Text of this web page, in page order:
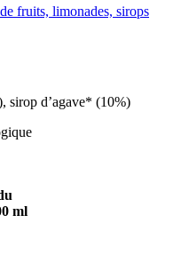
fruits, limonades, sirops
sirop d’agave* (10%)
ml